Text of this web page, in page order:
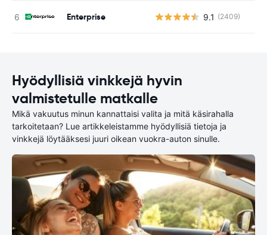
Enterprise 9.1 (2409)
Hyödyllisiä vinkkejä hyvin
valmistetulle matkalle
Mikä vakuutus minun kannattaisi valita ja mitä käsirahalla
tarkoitetaan? Lue artikkeleistamme hyödyllisiä tietoja ja
vinkkejä löytääksesi juuri oikean vuokra-auton sinulle.